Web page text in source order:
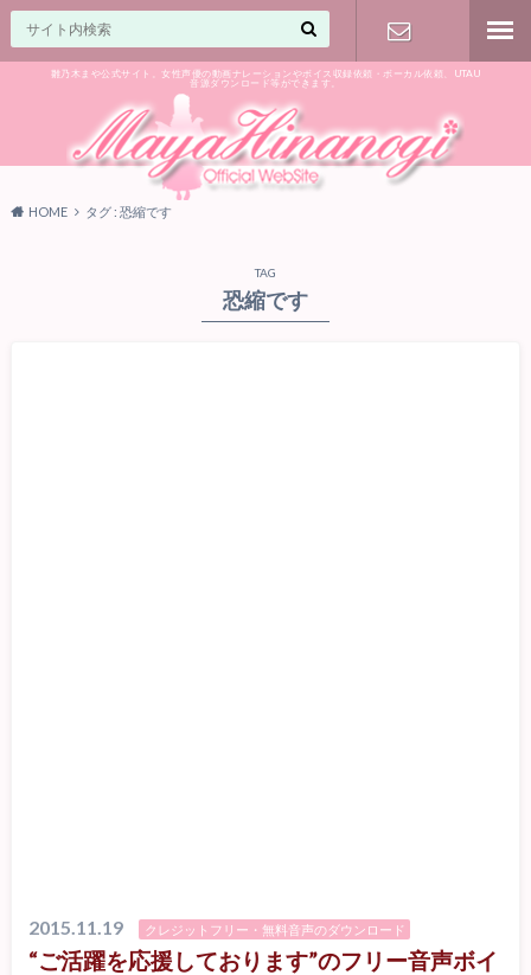
雛乃木まや公式サイト。女性声優の動画ナレーションやボイス収録依頼・ボーカル依頼、UTAU
音源ダウンロード等ができます。
気軽に♪
HOME タグ : 恐縮です
TAG
恐縮です
2015.11.19 クレジットフリー・無料音声のダウンロード
“ご活躍を応援しております”のフリー音声ボイ